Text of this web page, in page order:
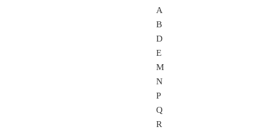
A
B
D
E
M
N
P
Q
R